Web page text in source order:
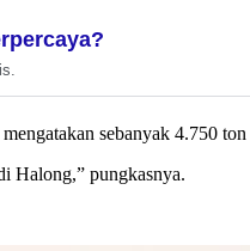
sebanyak 4.750 ton
Halong,” pungkasnya.